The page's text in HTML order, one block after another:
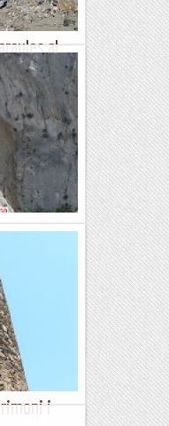
al
regal que
i en
que volia...
en plena
fregits.La
i
i